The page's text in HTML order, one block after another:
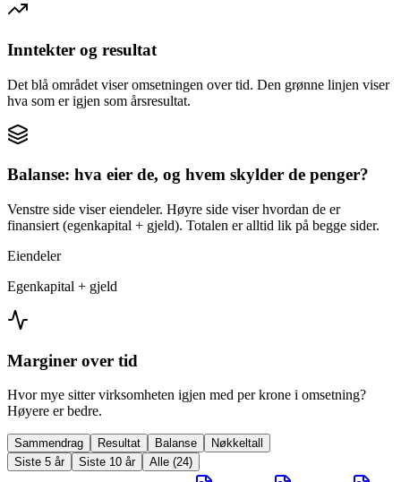
Inntekter og resultat
Det blå området viser omsetningen over tid. Den grønne linjen viser
hva som er igjen som årsresultat.
Balanse: hva eier de, og hvem skylder de penger?
Venstre side viser eiendeler. Høyre side viser hvordan de er
finansiert (egenkapital + gjeld). Totalen er alltid lik på begge sider.
Eiendeler
Egenkapital + gjeld
Marginer over tid
Hvor mye sitter virksomheten igjen med per krone i omsetning?
Høyere er bedre.
Sammendrag Resultat Balanse
Nøkkeltall
Siste 5 år
Siste 10 år Alle (24)